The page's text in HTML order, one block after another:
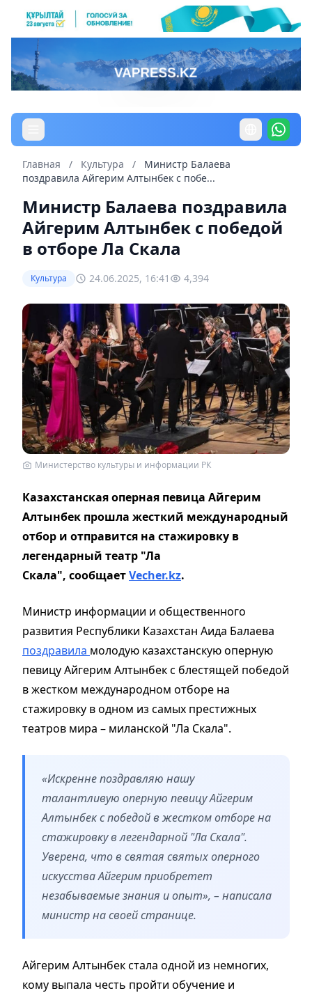
Главная / Культура /
Министр Балаева
поздравила Айгерим Алтынбек с побе...
Министр Балаева поздравила
Айгерим Алтынбек с победой
в отборе Ла Скала
Культура 24.06.2025, 16:41 4,394
Министерство культуры и информации РК
Казахстанская оперная певица Айгерим
Алтынбек прошла жесткий международный
отбор и отправится на стажировку в
легендарный театр "Ла
Скала", сообщаетVecher.kz.
Министр информации и общественного
развития Республики Казахстан Аида Балаева
поздравила молодую казахстанскую оперную
певицу Айгерим Алтынбек с блестящей победой
в жестком международном отборе на
стажировку в одном из самых престижных
театров мира – миланской "Ла Скала".
«Искренне поздравляю нашу
талантливую оперную певицу Айгерим
Алтынбек с победой в жестком отборе на
стажировку в легендарной "Ла Скала".
Уверена, что в святая святых оперного
искусства Айгерим приобретет
незабываемые знания и опыт», – написала
министр на своей странице.
Айгерим Алтынбек стала одной из немногих,
кому выпала честь пройти обучение и